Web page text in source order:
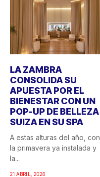
LA ZAMBRA
CONSOLIDA SU
APUESTA POR EL
BIENESTAR CON UN
POP-UP DE BELLEZA
SUIZA EN SU SPA
A estas alturas del año, con
la primavera ya instalada y
la...
21 ABRIL, 2026